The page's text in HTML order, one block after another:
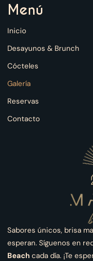
Menú
Inicio
Desayunos & Brunch
Cócteles
Galería
Reservas
Contacto
Sabores únicos, brisa
esperan. Síguenos en
Beach cada día. ¡Te